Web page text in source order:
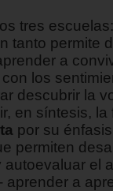
tres escuelas:
tanto permite
a
los
descubrir la
en síntesis,
por su
permiten
autoevaluar el
aprender a